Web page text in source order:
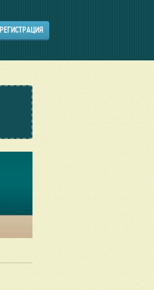
РЕГИСТРАЦИЯ